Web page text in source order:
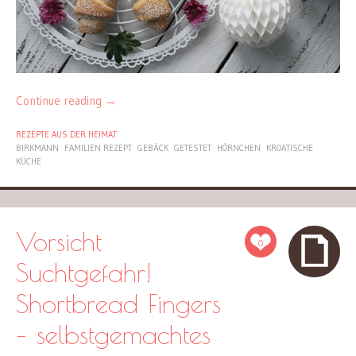
Continue reading →
REZEPTE AUS DER HEIMAT
BIRKMANN
FAMILIEN REZEPT GEBÄCK GETESTET HÖRNCHEN
KROATISCHE
KÜCHE
0
Vorsicht
Suchtgefahr!
Shortbread Fingers
– selbstgemachtes